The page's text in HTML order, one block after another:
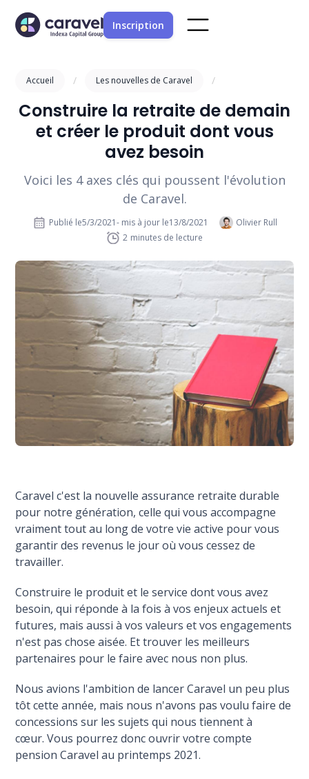
Inscription
Accueil / Les nouvelles de Caravel /
Construire la retraite de demain
et créer le produit dont vous
avez besoin
Voici les 4 axes clés qui poussent l'évolution
de Caravel.
Publié le5/3/2021- mis à jour le13/8/2021
Olivier Rull
2 minutes de lecture
Caravel c'est la nouvelle assurance retraite durable
pour notre génération, celle qui vous accompagne
vraiment tout au long de votre vie active pour vous
garantir des revenus le jour où vous cessez de
travailler.
Construire le produit et le service dont vous avez
besoin, qui réponde à la fois à vos enjeux actuels et
futures, mais aussi à vos valeurs et vos engagements
n'est pas chose aisée. Et trouver les meilleurs
partenaires pour le faire avec nous non plus.
Nous avions l'ambition de lancer Caravel un peu plus
tôt cette année, mais nous n'avons pas voulu faire de
concessions sur les sujets qui nous tiennent à
cœur. Vous pourrez donc ouvrir votre compte
pension Caravel au printemps 2021.